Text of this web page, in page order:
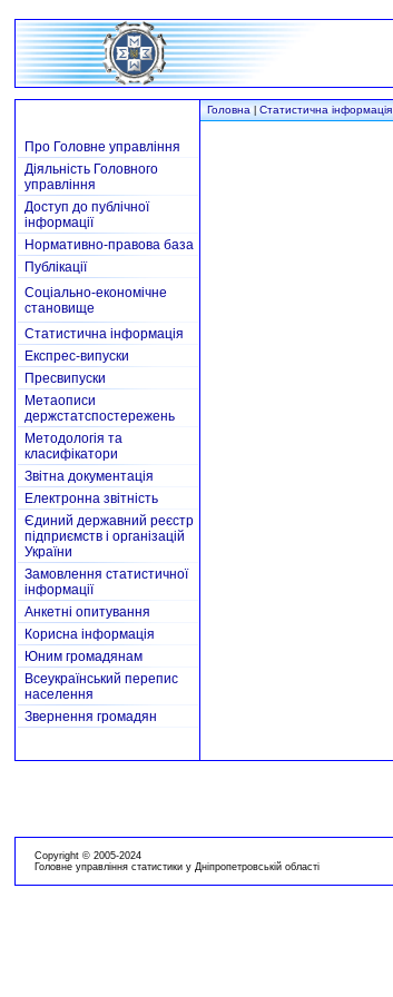
Головна Статистична інформація
Про Головне управління
Діяльність Головного
управління
Доступ до публічної
інформації
Нормативно-правова база
Публікації
Соціально-економічне
становище
Статистична інформація
Експрес-випуски
Пресвипуски
Метаописи
держстатспостережень
Методологія та
класифікатори
Звітна документація
Електронна звітність
Єдиний державний реєстр
підприємств і організацій
України
Замовлення статистичної
інформації
Анкетні опитування
Корисна інформація
Юним громадянам
Всеукраїнський перепис
населення
Звернення громадян
Copyright © 2005-2024
Головне управління статистики у Дніпропетровській області